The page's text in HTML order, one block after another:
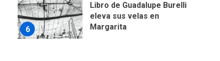
6
Libro de Guadalupe Burelli
eleva sus velas en
Margarita